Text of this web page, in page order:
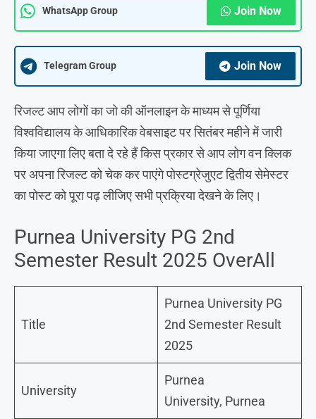
WhatsApp Group Join Now
Telegram Group Join Now
रिजल्ट आप लोगों का जो की ऑनलाइन के माध्यम से पूर्णिया
विश्वविद्यालय के आधिकारिक वेबसाइट पर सितंबर महीने में जारी
किया जाएगा लिए बता दे रहे हैं किस प्रकार से आप लोग वन क्लिक
पर अपना रिजल्ट को चेक कर पाएंगे पोस्टग्रेजुएट द्वितीय सेमेस्टर
का पोस्ट को पूरा पढ़ लीजिए सभी प्रक्रिया देखने के लिए।
Purnea University PG 2nd
Semester Result 2025 OverAll
Title
Purnea University PG
2nd Semester Result
2025
University
Purnea
University, Purnea